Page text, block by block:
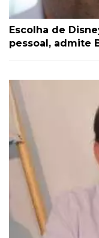
Escolha de
pessoal, admite